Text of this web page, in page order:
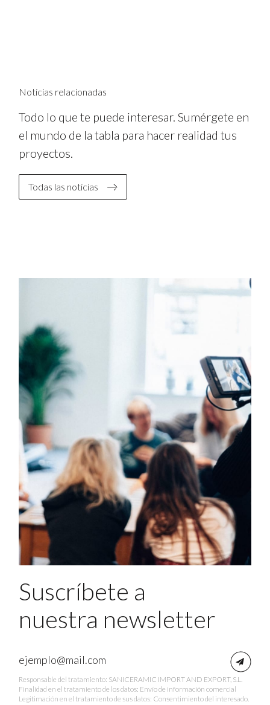
Noticias relacionadas
Todo lo que te puede interesar. Sumérgete en
el mundo de la tabla para hacer realidad tus
proyectos.
Todas las noticias
Suscríbete a
nuestra newsletter
Responsable del tratamiento: SANICERAMIC IMPORT AND EXPORT, S.L.
Finalidad en el tratamiento de los datos: Envío de información comercial
Legitimación en el tratamiento de sus datos: Consentimiento del interesado.